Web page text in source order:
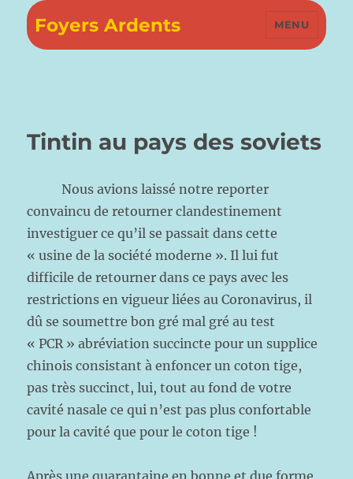
Foyers Ardents MENU
Tintin au pays des soviets
Nous avions laissé notre reporter
convaincu de retourner clandestinement
investiguer ce qu’il se passait dans cette
« usine de la société moderne ». Il lui fut
difficile de retourner dans ce pays avec les
restrictions en vigueur liées au Coronavirus, il
dû se soumettre bon gré mal gré au test
« PCR » abréviation succincte pour un supplice
chinois consistant à enfoncer un coton tige,
pas très succinct, lui, tout au fond de votre
cavité nasale ce qui n’est pas plus confortable
pour la cavité que pour le coton tige !
Après une quarantaine en bonne et due forme,